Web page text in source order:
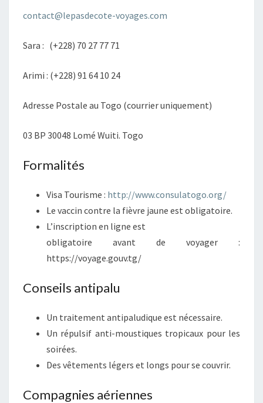
contact@lepasdecote-voyages.com
Sara : (+228) 70 27 77 71
Arimi : (+228) 91 64 10 24
Adresse Postale au Togo (courrier uniquement)
03 BP 30048 Lomé Wuiti. Togo
Formalités
Visa Tourisme : http://www.consulatogo.org/
Le vaccin contre la fièvre jaune est obligatoire.
L’inscription en ligne est
obligatoire avant de voyager :
https://voyage.gouv.tg/
Conseils antipalu
Un traitement antipaludique est nécessaire.
Un répulsif anti-moustiques tropicaux pour les
soirées.
Des vêtements légers et longs pour se couvrir.
Compagnies aériennes